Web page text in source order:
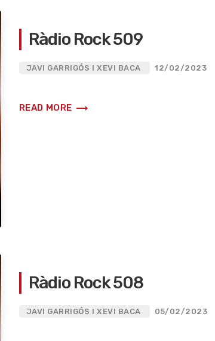
Ràdio Rock 509
JAVI GARRIGÓS I XEVI BACA 12/02/2023
READ MORE trending_flat
Ràdio Rock 508
JAVI GARRIGÓS I XEVI BACA 05/02/2023